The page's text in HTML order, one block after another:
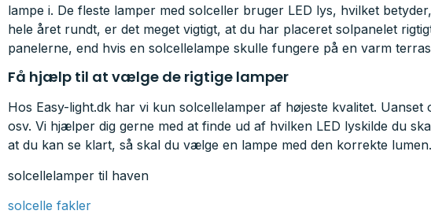
lampe i. De fleste lamper med solceller bruger LED lys, hvilket
hele året rundt, er det meget vigtigt, at du har placeret solpanelet
panelerne, end hvis en solcellelampe skulle fungere på en varm
Få hjælp til at vælge de rigtige lamper
Hos Easy-light.dk har vi kun solcellelamper af højeste kvalitet.
osv. Vi hjælper dig gerne med at finde ud af hvilken LED lyskilde du
at du kan se klart, så skal du vælge en lampe med den korrekte
solcellelamper til haven
solcelle fakler